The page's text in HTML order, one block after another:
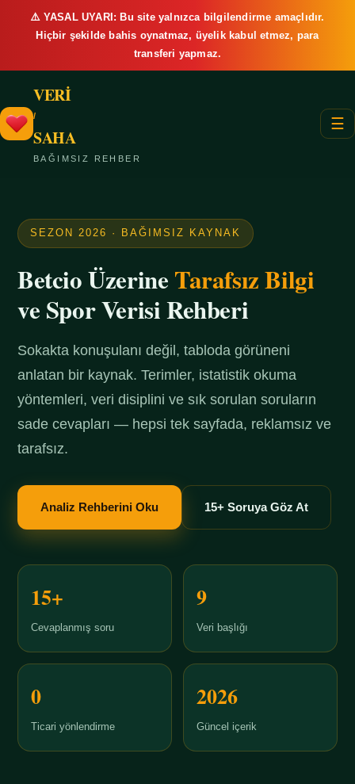
⚠️ YASAL UYARI: Bu site yalnızca bilgilendirme amaçlıdır.
Hiçbir şekilde bahis oynatmaz, üyelik kabul etmez, para
transferi yapmaz.
VERİ
/
SAHA
BAĞIMSIZ REHBER
☰
SEZON 2026 · BAĞIMSIZ KAYNAK
Betcio ÜzerineTarafsız Bilgi
ve Spor Verisi Rehberi
Sokakta konuşulanı değil, tabloda görüneni
anlatan bir kaynak. Terimler, istatistik okuma
yöntemleri, veri disiplini ve sık sorulan soruların
sade cevapları — hepsi tek sayfada, reklamsız ve
tarafsız.
Analiz Rehberini Oku 15+ Soruya Göz At
15+
Cevaplanmış soru
9
Veri başlığı
0
Ticari yönlendirme
2026
Güncel içerik